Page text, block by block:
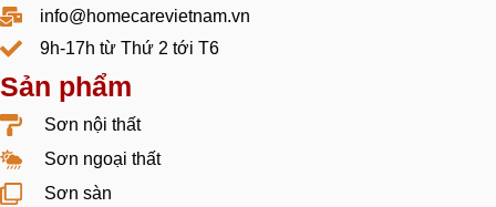
info@homecarevietnam.vn
9h-17h từ Thứ 2 tới T6
Sản phẩm
Sơn nội thất
Sơn ngoại thất
Sơn sàn